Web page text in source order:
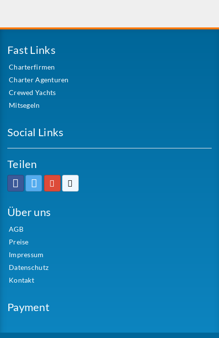
Fast Links
Charterfirmen
Charter Agenturen
Crewed Yachts
Mitsegeln
Social Links
Teilen
Über uns
AGB
Preise
Impressum
Datenschutz
Kontakt
Payment